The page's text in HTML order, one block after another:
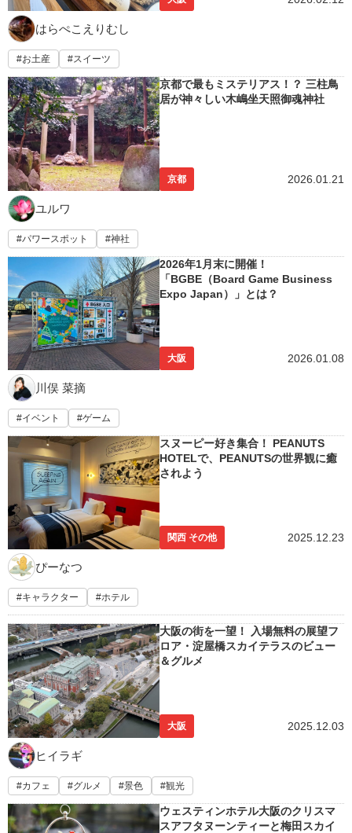
はらぺこえりむし
お土産 スイーツ
京都で最もミステリアス！？ 三柱鳥
居が神々しい木嶋坐天照御魂神社
京都 2026.01.21
ユルワ
パワースポット 神社
2026年1月末に開催！
「BGBE（Board Game Business
Expo Japan）」とは？
大阪 2026.01.08
川俣 菜摘
イベント ゲーム
スヌーピー好き集合！ PEANUTS
HOTELで、PEANUTSの世界観に癒
されよう
関西 その他 2025.12.23
ぴーなつ
キャラクター ホテル
大阪の街を一望！ 入場無料の展望フ
ロア・淀屋橋スカイテラスのビュー
＆グルメ
大阪 2025.12.03
ヒイラギ
カフェ グルメ 景色 観光
ウェスティンホテル大阪のクリスマ
スアフタヌーンティーと梅田スカイ